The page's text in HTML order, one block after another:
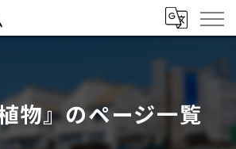
物』のページ一覧